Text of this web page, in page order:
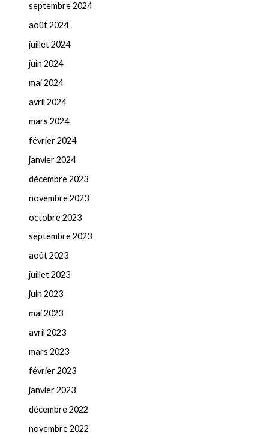
septembre 2024
août 2024
juillet 2024
juin 2024
mai 2024
avril 2024
mars 2024
février 2024
janvier 2024
décembre 2023
novembre 2023
octobre 2023
septembre 2023
août 2023
juillet 2023
juin 2023
mai 2023
avril 2023
mars 2023
février 2023
janvier 2023
décembre 2022
novembre 2022